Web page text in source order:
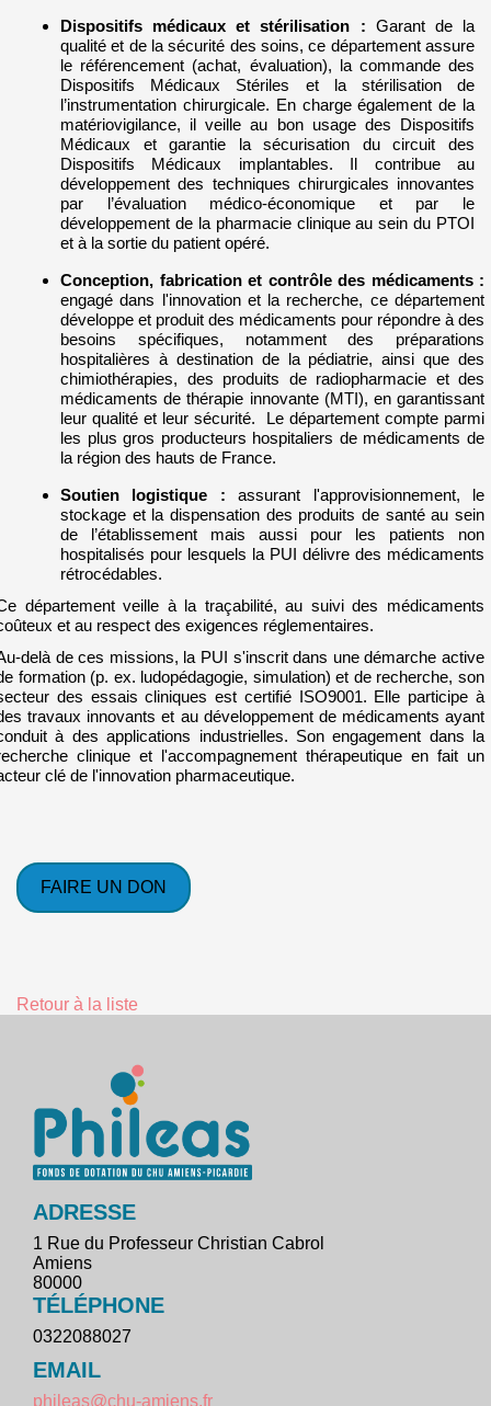
Dispositifs médicaux et stérilisation : Garant de la
qualité et de la sécurité des soins, ce département assure
le référencement (achat, évaluation), la commande des
Dispositifs Médicaux Stériles et la stérilisation de
l’instrumentation chirurgicale. En charge également de la
matériovigilance, il veille au bon usage des Dispositifs
Médicaux et garantie la sécurisation du circuit des
Dispositifs Médicaux implantables. Il contribue au
développement des techniques chirurgicales innovantes
par l’évaluation médico-économique et par le
développement de la pharmacie clinique au sein du PTOI
et à la sortie du patient opéré.
Conception, fabrication et contrôle des médicaments :
engagé dans l'innovation et la recherche, ce département
développe et produit des médicaments pour répondre à des
besoins spécifiques, notamment des préparations
hospitalières à destination de la pédiatrie, ainsi que des
chimiothérapies, des produits de radiopharmacie et des
médicaments de thérapie innovante (MTI), en garantissant
leur qualité et leur sécurité. Le département compte parmi
les plus gros producteurs hospitaliers de médicaments de
la région des hauts de France.
Soutien logistique :assurant l'approvisionnement, le
stockage et la dispensation des produits de santé au sein
de l’établissement mais aussi pour les patients non
hospitalisés pour lesquels la PUI délivre des médicaments
rétrocédables.
département veille à la traçabilité, au suivi des médicaments
et au respect des exigences réglementaires.
delà de ces missions, la PUI s'inscrit dans une démarche active
formation (p. ex. ludopédagogie, simulation) et de recherche, son
des essais cliniques est certifié ISO9001. Elle participe à
travaux innovants et au développement de médicaments ayant
à des applications industrielles. Son engagement dans la
clinique et l'accompagnement thérapeutique en fait un
clé de l'innovation pharmaceutique.
FAIRE UN DON
Retour à la liste
ADRESSE
1 Rue du Professeur Christian Cabrol
Amiens
80000
TÉLÉPHONE
0322088027
EMAIL
phileas@chu-amiens.fr